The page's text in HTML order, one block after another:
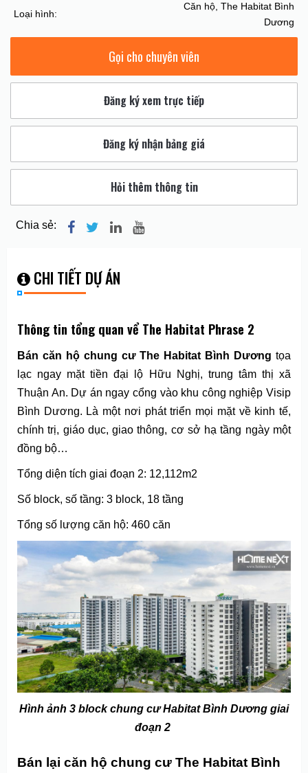
Loại hình:
Căn hộ, The Habitat Bình
Dương
Gọi cho chuyên viên
Đăng ký xem trực tiếp
Đăng ký nhận bảng giá
Hỏi thêm thông tin
Chia sẻ:
CHI TIẾT DỰ ÁN
Thông tin tổng quan vể The Habitat Phrase 2
Bán căn hộ chung cư The Habitat Bình Dương tọa
lạc ngay mặt tiền đại lộ Hữu Nghị, trung tâm thị xã
Thuận An. Dự án ngay cổng vào khu công nghiệp Visip
Bình Dương. Là một nơi phát triển mọi mặt về kinh tế,
chính trị, giáo dục, giao thông, cơ sở hạ tầng ngày một
đồng bộ…
Tổng diện tích giai đoạn 2: 12,112m2
Số block, số tầng: 3 block, 18 tầng
Tổng số lượng căn hộ: 460 căn
Hình ảnh 3 block chung cư Habitat Bình Dương giai
đoạn 2
Bán lại căn hộ chung cư The Habitat Bình